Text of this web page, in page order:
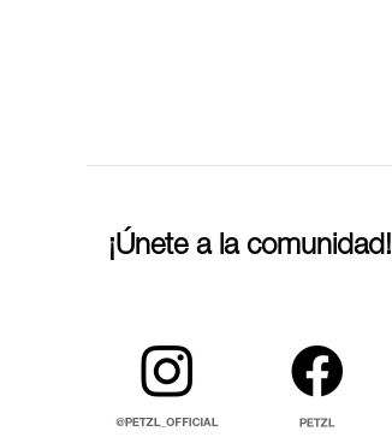
¡Únete a la comunidad!